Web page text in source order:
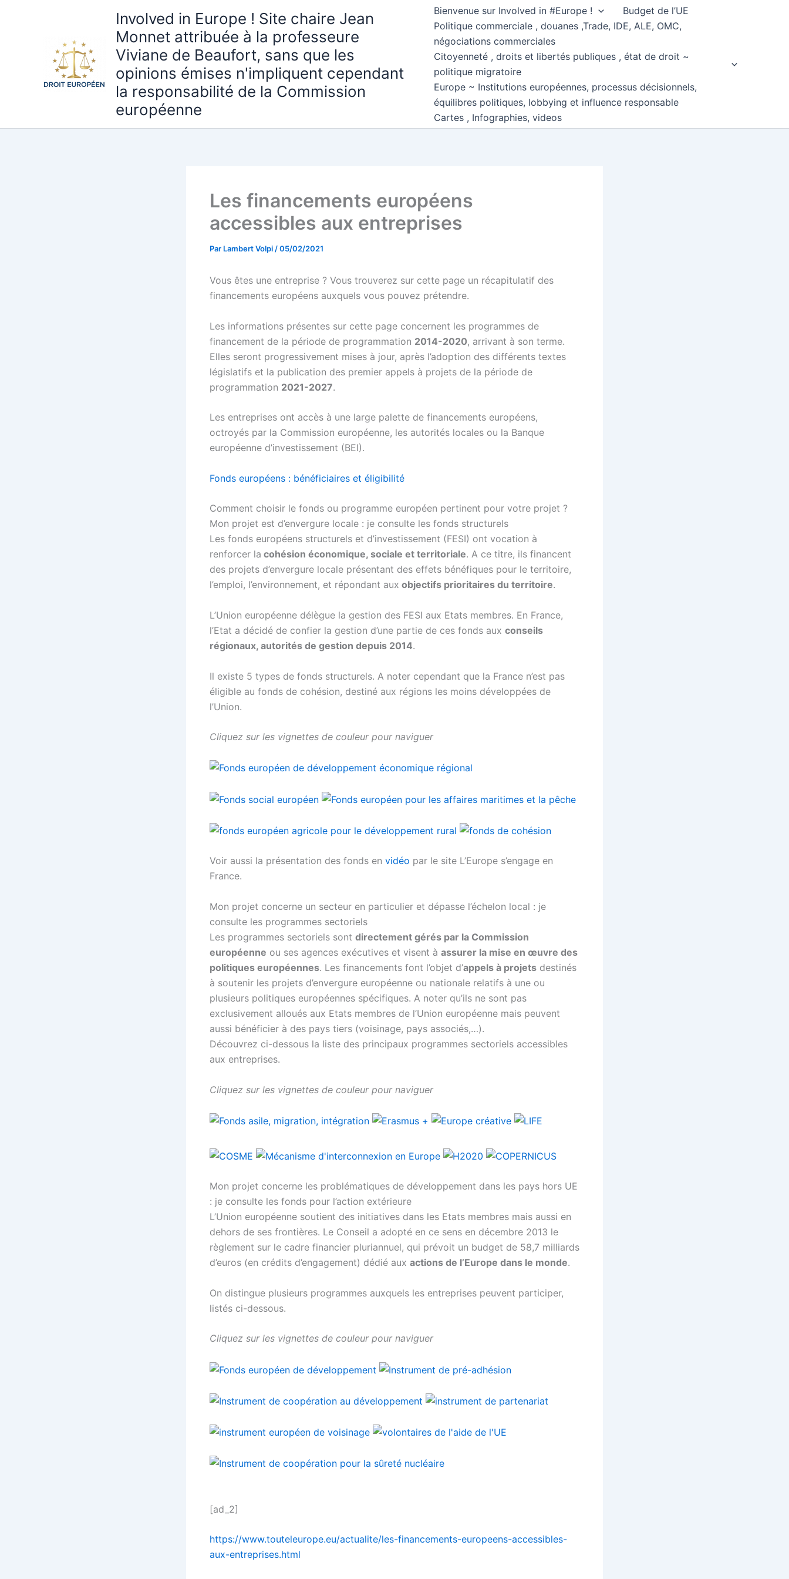
Involved in Europe ! Site chaire Jean
Monnet attribuée à la professeure
Viviane de Beaufort, sans que les
opinions émises n'impliquent cependant
la responsabilité de la Commission
européenne
Bienvenue sur Involved in #Europe !
Budget de l’UE
Politique commerciale , douanes ,Trade, IDE, ALE, OMC,
négociations commerciales
Citoyenneté , droits et libertés publiques , état de droit ~
politique migratoire
Europe ~ Institutions européennes, processus décisionnels,
équilibres politiques, lobbying et influence responsable
Cartes , Infographies, videos
Les financements européens
accessibles aux entreprises
Par Lambert Volpi /05/02/2021
Vous êtes une entreprise ? Vous trouverez sur cette page un récapitulatif des
financements européens auxquels vous pouvez prétendre.
Les informations présentes sur cette page concernent les programmes de
financement de la période de programmation 2014-2020, arrivant à son terme.
Elles seront progressivement mises à jour, après l’adoption des différents textes
législatifs et la publication des premier appels à projets de la période de
programmation 2021-2027.
Les entreprises ont accès à une large palette de financements européens,
octroyés par la Commission européenne, les autorités locales ou la Banque
européenne d’investissement (BEI).
Fonds européens : bénéficiaires et éligibilité
Comment choisir le fonds ou programme européen pertinent pour votre projet ?
Mon projet est d’envergure locale : je consulte les fonds structurels
Les fonds européens structurels et d’investissement (FESI) ont vocation à
renforcer la cohésion économique, sociale et territoriale. A ce titre, ils financent
des projets d’envergure locale présentant des effets bénéfiques pour le territoire,
l’emploi, l’environnement, et répondant aux objectifs prioritaires du territoire.
L’Union européenne délègue la gestion des FESI aux Etats membres. En France,
l’Etat a décidé de confier la gestion d’une partie de ces fonds aux conseils
régionaux, autorités de gestion depuis 2014.
Il existe 5 types de fonds structurels. A noter cependant que la France n’est pas
éligible au fonds de cohésion, destiné aux régions les moins développées de
l’Union.
Cliquez sur les vignettes de couleur pour naviguer
Voir aussi la présentation des fonds en vidéo par le site L’Europe s’engage en
France.
Mon projet concerne un secteur en particulier et dépasse l’échelon local : je
consulte les programmes sectoriels
Les programmes sectoriels sont directement gérés par la Commission
européenne ou ses agences exécutives et visent à assurer la mise en œuvre des
politiques européennes. Les financements font l’objet d’appels à projets destinés
à soutenir les projets d’envergure européenne ou nationale relatifs à une ou
plusieurs politiques européennes spécifiques. A noter qu’ils ne sont pas
exclusivement alloués aux Etats membres de l’Union européenne mais peuvent
aussi bénéficier à des pays tiers (voisinage, pays associés,…).
Découvrez ci-dessous la liste des principaux programmes sectoriels accessibles
aux entreprises.
Cliquez sur les vignettes de couleur pour naviguer
Mon projet concerne les problématiques de développement dans les pays hors UE
: je consulte les fonds pour l’action extérieure
L’Union européenne soutient des initiatives dans les Etats membres mais aussi en
dehors de ses frontières. Le Conseil a adopté en ce sens en décembre 2013 le
règlement sur le cadre financier pluriannuel, qui prévoit un budget de 58,7 milliards
d’euros (en crédits d’engagement) dédié aux actions de l’Europe dans le monde.
On distingue plusieurs programmes auxquels les entreprises peuvent participer,
listés ci-dessous.
Cliquez sur les vignettes de couleur pour naviguer
[ad_2]
https://www.touteleurope.eu/actualite/les-financements-europeens-accessibles-
aux-entreprises.html